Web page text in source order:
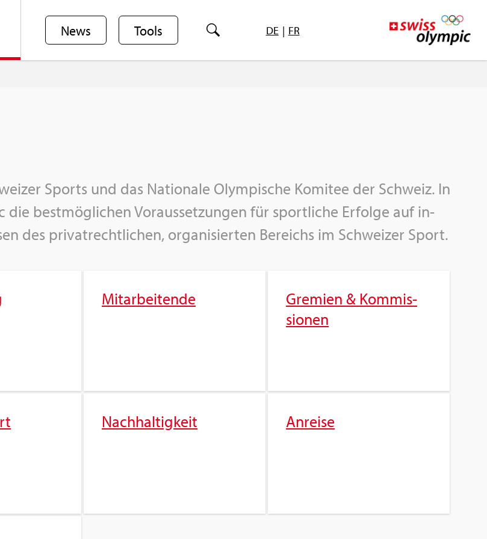
News Tools DE | FR
Sports und das Na­tio­na­le Olym­pi­sche Ko­mi­tee der Schweiz. In
die best­mög­li­chen Vor­aus­set­zun­gen für sport­li­che Er­fol­ge auf in­
des pri­vat­recht­li­chen, or­ga­ni­sier­ten Be­reichs im Schwei­zer Sport.
Mit­ar­bei­ten­de
Gre­mi­en & Kom­mis­
sio­nen
Nach­hal­tig­keit An­rei­se